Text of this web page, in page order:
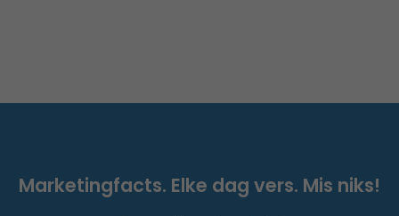
Marketingfacts. Elke dag vers. Mis niks!